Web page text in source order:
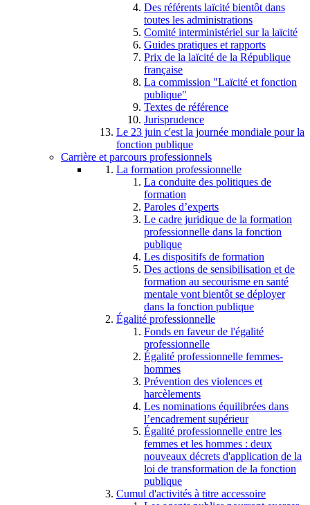
Des référents laïcité bientôt dans
toutes les administrations
Comité interministériel sur la laïcité
Guides pratiques et rapports
Prix de la laïcité de la République
française
La commission "Laïcité et fonction
publique"
Textes de référence
Jurisprudence
Le 23 juin c'est la journée mondiale pour la
fonction publique
Carrière et parcours professionnels
La formation professionnelle
La conduite des politiques de
formation
Paroles d’experts
Le cadre juridique de la formation
professionnelle dans la fonction
publique
Les dispositifs de formation
Des actions de sensibilisation et de
formation au secourisme en santé
mentale vont bientôt se déployer
dans la fonction publique
Égalité professionnelle
Fonds en faveur de l'égalité
professionnelle
Égalité professionnelle femmes-
hommes
Prévention des violences et
harcèlements
Les nominations équilibrées dans
l’encadrement supérieur
Égalité professionnelle entre les
femmes et les hommes : deux
nouveaux décrets d'application de la
loi de transformation de la fonction
publique
Cumul d'activités à titre accessoire